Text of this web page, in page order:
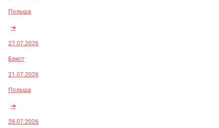
Польша
➜
27.07.2026
Брест
21.07.2026
Польша
➜
28.07.2026